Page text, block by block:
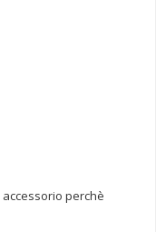
perchè